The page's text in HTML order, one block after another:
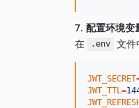
7. 配置环境变
在
.env 文件
JWT_SECRET
JWT_TTL =